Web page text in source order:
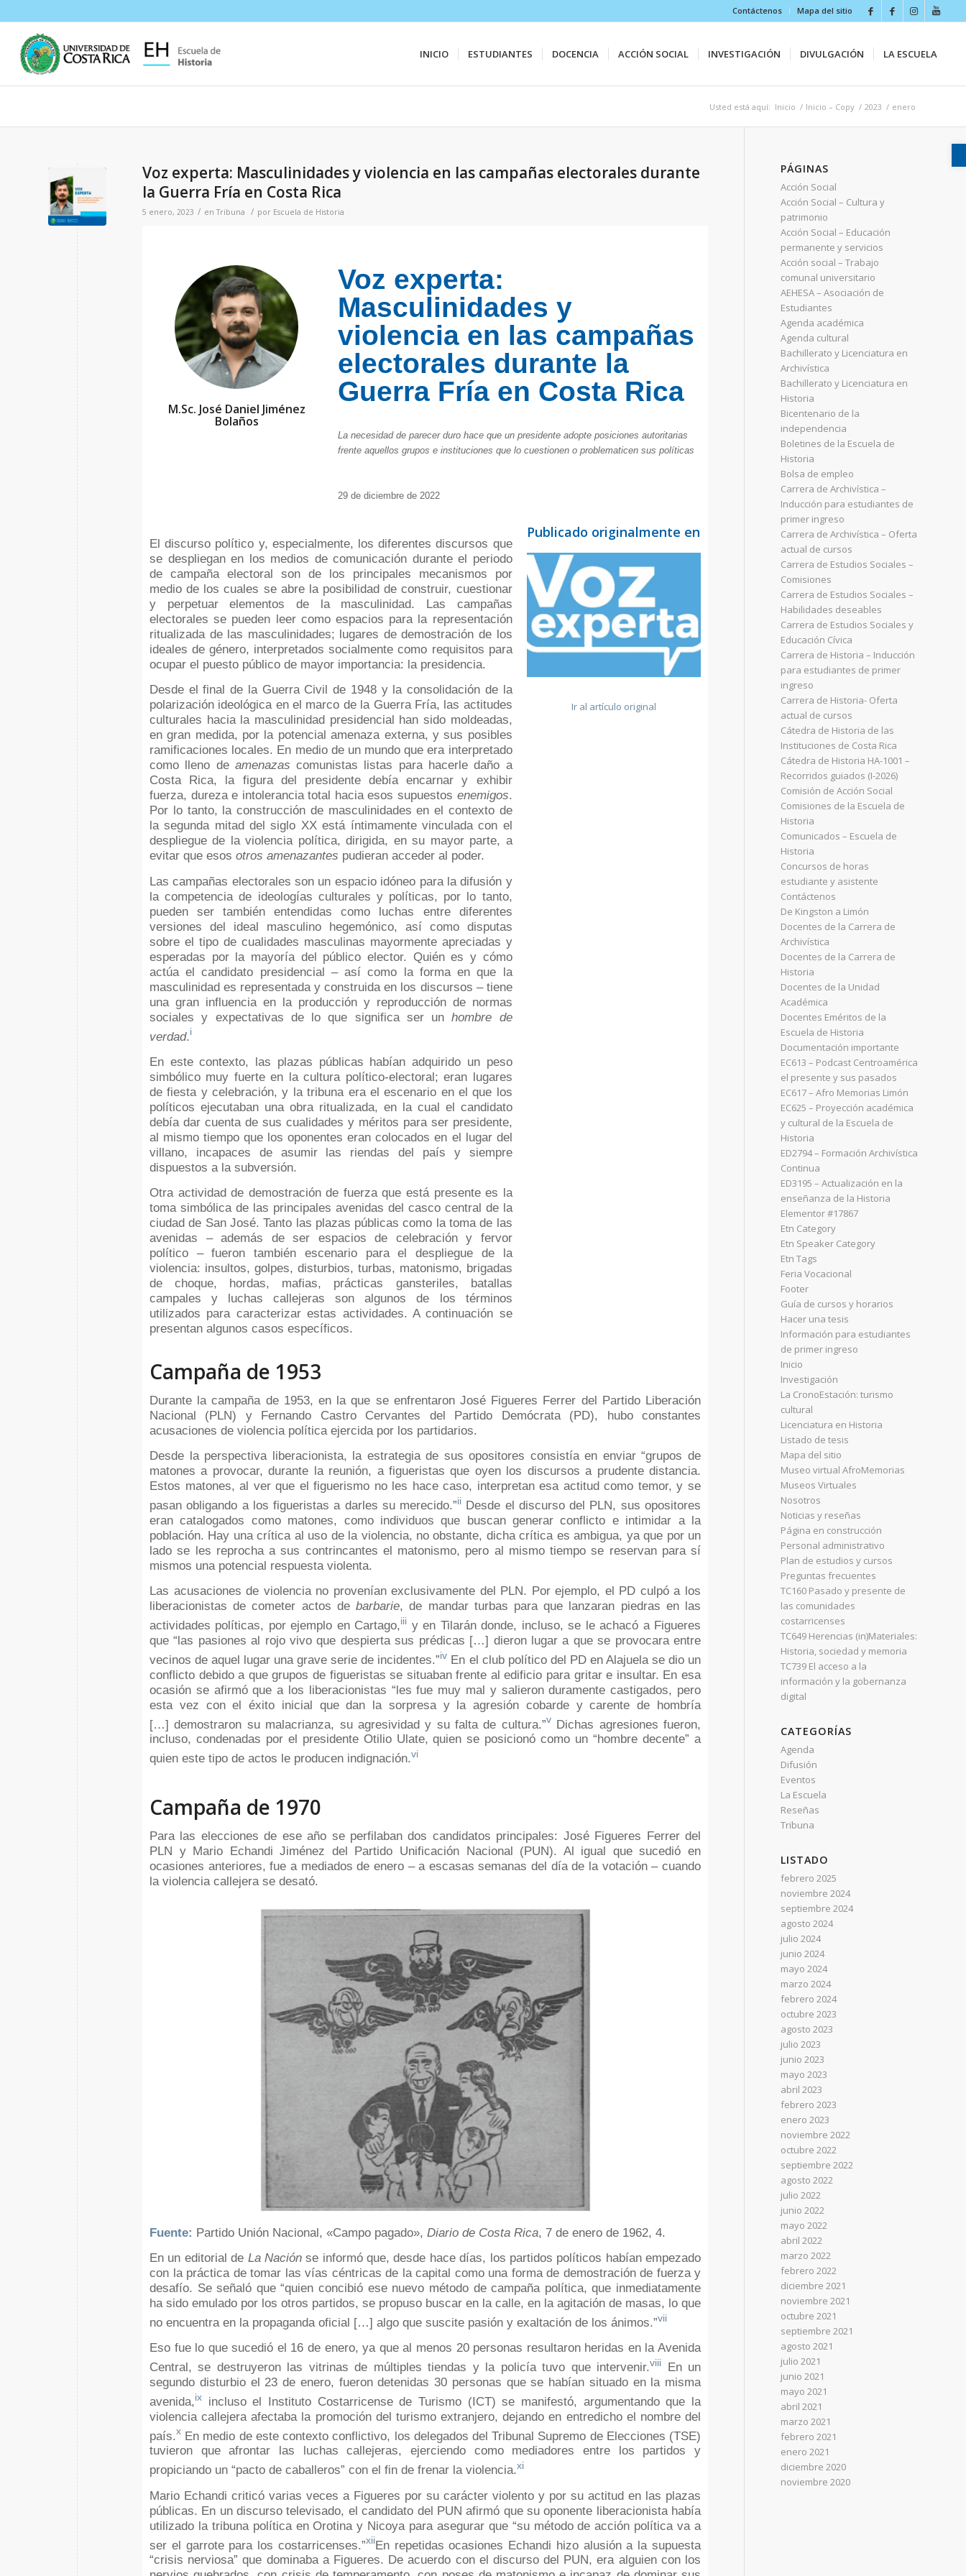
Contáctenos Mapa del sitio
INICIO ESTUDIANTES DOCENCIA ACCIÓN SOCIAL INVESTIGACIÓN DIVULGACIÓN LA ESCUELA
Usted está aquí: Inicio / Inicio – Copy / 2023 / enero
Voz experta: Masculinidades y violencia en las campañas electorales durante
la Guerra Fría en Costa Rica
5 enero, 2023 / enTribuna / por Escuela de Historia
M.Sc. José Daniel Jiménez
Bolaños
Voz experta:
Masculinidades y
violencia en las campañas
electorales durante la
Guerra Fría en Costa Rica
La necesidad de parecer duro hace que un presidente adopte posiciones autoritarias
frente aquellos grupos e instituciones que lo cuestionen o problematicen sus políticas
29 de diciembre de 2022
El discurso político y, especialmente, los diferentes discursos que
se despliegan en los medios de comunicación durante el periodo
de campaña electoral son de los principales mecanismos por
medio de los cuales se abre la posibilidad de construir, cuestionar
y perpetuar elementos de la masculinidad. Las campañas
electorales se pueden leer como espacios para la representación
ritualizada de las masculinidades; lugares de demostración de los
ideales de género, interpretados socialmente como requisitos para
ocupar el puesto público de mayor importancia: la presidencia.
Desde el final de la Guerra Civil de 1948 y la consolidación de la
polarización ideológica en el marco de la Guerra Fría, las actitudes
culturales hacia la masculinidad presidencial han sido moldeadas,
en gran medida, por la potencial amenaza externa, y sus posibles
ramificaciones locales. En medio de un mundo que era interpretado
como lleno de amenazas comunistas listas para hacerle daño a
Costa Rica, la figura del presidente debía encarnar y exhibir
fuerza, dureza e intolerancia total hacia esos supuestos enemigos.
Por lo tanto, la construcción de masculinidades en el contexto de
la segunda mitad del siglo XX está íntimamente vinculada con el
despliegue de la violencia política, dirigida, en su mayor parte, a
evitar que esos otros amenazantes pudieran acceder al poder.
Las campañas electorales son un espacio idóneo para la difusión y
la competencia de ideologías culturales y políticas, por lo tanto,
pueden ser también entendidas como luchas entre diferentes
versiones del ideal masculino hegemónico, así como disputas
sobre el tipo de cualidades masculinas mayormente apreciadas y
esperadas por la mayoría del público elector. Quién es y cómo
actúa el candidato presidencial – así como la forma en que la
masculinidad es representada y construida en los discursos – tiene
una gran influencia en la producción y reproducción de normas
sociales y expectativas de lo que significa ser unhombre de
verdad.i
En este contexto, las plazas públicas habían adquirido un peso
simbólico muy fuerte en la cultura político-electoral; eran lugares
de fiesta y celebración, y la tribuna era el escenario en el que los
políticos ejecutaban una obra ritualizada, en la cual el candidato
debía dar cuenta de sus cualidades y méritos para ser presidente,
al mismo tiempo que los oponentes eran colocados en el lugar del
villano, incapaces de asumir las riendas del país y siempre
dispuestos a la subversión.
Otra actividad de demostración de fuerza que está presente es la
toma simbólica de las principales avenidas del casco central de la
ciudad de San José. Tanto las plazas públicas como la toma de las
avenidas – además de ser espacios de celebración y fervor
político – fueron también escenario para el despliegue de la
violencia: insultos, golpes, disturbios, turbas, matonismo, brigadas
de choque, hordas, mafias, prácticas gansteriles, batallas
campales y luchas callejeras son algunos de los términos
utilizados para caracterizar estas actividades. A continuación se
presentan algunos casos específicos.
Publicado originalmente en
Ir al artículo original
Campaña de 1953
Durante la campaña de 1953, en la que se enfrentaron José Figueres Ferrer del Partido Liberación
Nacional (PLN) y Fernando Castro Cervantes del Partido Demócrata (PD), hubo constantes
acusaciones de violencia política ejercida por los partidarios.
Desde la perspectiva liberacionista, la estrategia de sus opositores consistía en enviar “grupos de
matones a provocar, durante la reunión, a figueristas que oyen los discursos a prudente distancia.
Estos matones, al ver que el figuerismo no les hace caso, interpretan esa actitud como temor, y se
pasan obligando a los figueristas a darles su merecido.”ii Desde el discurso del PLN, sus opositores
eran catalogados como matones, como individuos que buscan generar conflicto e intimidar a la
población. Hay una crítica al uso de la violencia, no obstante, dicha crítica es ambigua, ya que por un
lado se les reprocha a sus contrincantes el matonismo, pero al mismo tiempo se reservan para sí
mismos una potencial respuesta violenta.
Las acusaciones de violencia no provenían exclusivamente del PLN. Por ejemplo, el PD culpó a los
liberacionistas de cometer actos debarbarie, de mandar turbas para que lanzaran piedras en las
actividades políticas, por ejemplo en Cartago,iii y en Tilarán donde, incluso, se le achacó a Figueres
que “las pasiones al rojo vivo que despierta sus prédicas […] dieron lugar a que se provocara entre
vecinos de aquel lugar una grave serie de incidentes.”iv En el club político del PD en Alajuela se dio un
conflicto debido a que grupos de figueristas se situaban frente al edificio para gritar e insultar. En esa
ocasión se afirmó que a los liberacionistas “les fue muy mal y salieron duramente castigados, pero
esta vez con el éxito inicial que dan la sorpresa y la agresión cobarde y carente de hombría
[…] demostraron su malacrianza, su agresividad y su falta de cultura.”v Dichas agresiones fueron,
incluso, condenadas por el presidente Otilio Ulate, quien se posicionó como un “hombre decente” a
quien este tipo de actos le producen indignación.vi
Campaña de 1970
Para las elecciones de ese año se perfilaban dos candidatos principales: José Figueres Ferrer del
PLN y Mario Echandi Jiménez del Partido Unificación Nacional (PUN). Al igual que sucedió en
ocasiones anteriores, fue a mediados de enero – a escasas semanas del día de la votación – cuando
la violencia callejera se desató.
Fuente: Partido Unión Nacional, «Campo pagado», Diario de Costa Rica, 7 de enero de 1962, 4.
En un editorial de La Naciónse informó que, desde hace días, los partidos políticos habían empezado
con la práctica de tomar las vías céntricas de la capital como una forma de demostración de fuerza y
desafío. Se señaló que “quien concibió ese nuevo método de campaña política, que inmediatamente
ha sido emulado por los otros partidos, se propuso buscar en la calle, en la agitación de masas, lo que
no encuentra en la propaganda oficial […] algo que suscite pasión y exaltación de los ánimos.”vii
Eso fue lo que sucedió el 16 de enero, ya que al menos 20 personas resultaron heridas en la Avenida
Central, se destruyeron las vitrinas de múltiples tiendas y la policía tuvo que intervenir.viii En un
segundo disturbio el 23 de enero, fueron detenidas 30 personas que se habían situado en la misma
avenida,ix incluso el Instituto Costarricense de Turismo (ICT) se manifestó, argumentando que la
violencia callejera afectaba la promoción del turismo extranjero, dejando en entredicho el nombre del
país.x En medio de este contexto conflictivo, los delegados del Tribunal Supremo de Elecciones (TSE)
tuvieron que afrontar las luchas callejeras, ejerciendo como mediadores entre los partidos y
propiciando un “pacto de caballeros” con el fin de frenar la violencia.xi
Mario Echandi criticó varias veces a Figueres por su carácter violento y por su actitud en las plazas
públicas. En un discurso televisado, el candidato del PUN afirmó que su oponente liberacionista había
utilizado la tribuna política en Orotina y Nicoya para asegurar que “su método de acción política va a
ser el garrote para los costarricenses.”xiiEn repetidas ocasiones Echandi hizo alusión a la supuesta
“crisis nerviosa” que dominaba a Figueres. De acuerdo con el discurso del PUN, era alguien con los
PÁGINAS
Acción Social
Acción Social – Cultura y
patrimonio
Acción Social – Educación
permanente y servicios
Acción social – Trabajo
comunal universitario
AEHESA – Asociación de
Estudiantes
Agenda académica
Agenda cultural
Bachillerato y Licenciatura en
Archivística
Bachillerato y Licenciatura en
Historia
Bicentenario de la
independencia
Boletines de la Escuela de
Historia
Bolsa de empleo
Carrera de Archivística –
Inducción para estudiantes de
primer ingreso
Carrera de Archivística – Oferta
actual de cursos
Carrera de Estudios Sociales –
Comisiones
Carrera de Estudios Sociales –
Habilidades deseables
Carrera de Estudios Sociales y
Educación Cívica
Carrera de Historia – Inducción
para estudiantes de primer
ingreso
Carrera de Historia- Oferta
actual de cursos
Cátedra de Historia de las
Instituciones de Costa Rica
Cátedra de Historia HA-1001 –
Recorridos guiados (I-2026)
Comisión de Acción Social
Comisiones de la Escuela de
Historia
Comunicados – Escuela de
Historia
Concursos de horas
estudiante y asistente
Contáctenos
De Kingston a Limón
Docentes de la Carrera de
Archivística
Docentes de la Carrera de
Historia
Docentes de la Unidad
Académica
Docentes Eméritos de la
Escuela de Historia
Documentación importante
EC613 – Podcast Centroamérica
el presente y sus pasados
EC617 – Afro Memorias Limón
EC625 – Proyección académica
y cultural de la Escuela de
Historia
ED2794 – Formación Archivística
Continua
ED3195 – Actualización en la
enseñanza de la Historia
Elementor #17867
Etn Category
Etn Speaker Category
Etn Tags
Feria Vocacional
Footer
Guía de cursos y horarios
Hacer una tesis
Información para estudiantes
de primer ingreso
Inicio
Investigación
La CronoEstación: turismo
cultural
Licenciatura en Historia
Listado de tesis
Mapa del sitio
Museo virtual AfroMemorias
Museos Virtuales
Nosotros
Noticias y reseñas
Página en construcción
Personal administrativo
Plan de estudios y cursos
Preguntas frecuentes
TC160 Pasado y presente de
las comunidades
costarricenses
TC649 Herencias (in)Materiales:
Historia, sociedad y memoria
TC739 El acceso a la
información y la gobernanza
digital
CATEGORÍAS
Agenda
Difusión
Eventos
La Escuela
Reseñas
Tribuna
LISTADO
febrero 2025
noviembre 2024
septiembre 2024
agosto 2024
julio 2024
junio 2024
mayo 2024
marzo 2024
febrero 2024
octubre 2023
agosto 2023
julio 2023
junio 2023
mayo 2023
abril 2023
febrero 2023
enero 2023
noviembre 2022
octubre 2022
septiembre 2022
agosto 2022
julio 2022
junio 2022
mayo 2022
abril 2022
marzo 2022
febrero 2022
diciembre 2021
noviembre 2021
octubre 2021
septiembre 2021
agosto 2021
julio 2021
junio 2021
mayo 2021
abril 2021
marzo 2021
febrero 2021
enero 2021
diciembre 2020
noviembre 2020